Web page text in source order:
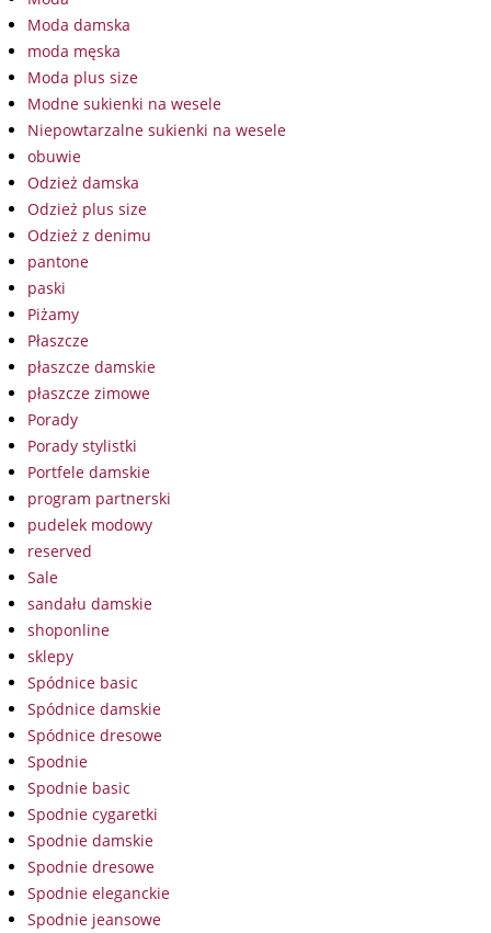
Moda damska
moda męska
Moda plus size
Modne sukienki na wesele
Niepowtarzalne sukienki na wesele
obuwie
Odzież damska
Odzież plus size
Odzież z denimu
pantone
paski
Piżamy
Płaszcze
płaszcze damskie
płaszcze zimowe
Porady
Porady stylistki
Portfele damskie
program partnerski
pudelek modowy
reserved
Sale
sandału damskie
shoponline
sklepy
Spódnice basic
Spódnice damskie
Spódnice dresowe
Spodnie
Spodnie basic
Spodnie cygaretki
Spodnie damskie
Spodnie dresowe
Spodnie eleganckie
Spodnie jeansowe